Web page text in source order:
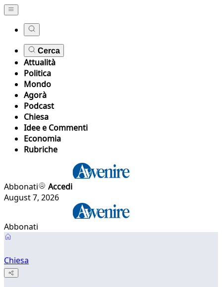
Cerca
Attualità
Politica
Mondo
Agorà
Podcast
Chiesa
Idee e Commenti
Economia
Rubriche
Abbonati
Accedi
August 7, 2026
Abbonati
Chiesa